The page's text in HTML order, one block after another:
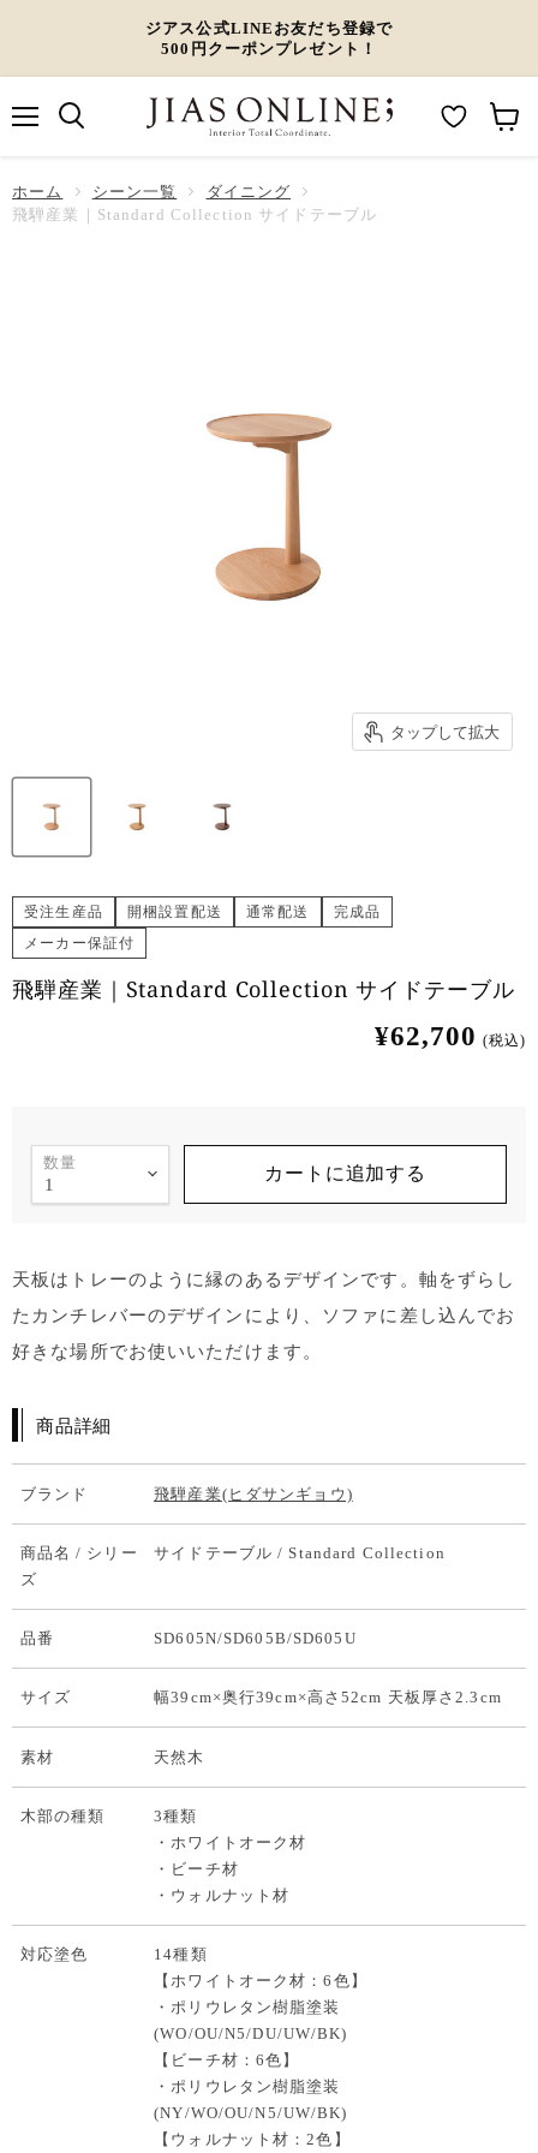
ジアス公式LINEお友だち登録で
500円クーポンプレゼント！
ー
ホーム シーン一覧
ダイニング
飛騨産業｜Standard Collection サイドテーブル
タップして拡大
受注生産品 開梱設置配送 通常配送
完成品
メーカー保証付
飛騨産業｜Standard Collection サイドテーブル
¥62,700 (税込)
数量 カートに追加する
天板はトレーのように縁のあるデザインです。軸をずらし
たカンチレバーのデザインにより、ソファに差し込んでお
好きな場所でお使いいただけます。
商品詳細
ブランド 飛騨産業(ヒダサンギョウ)
商品名 / シリー
ズ
サイドテーブル / Standard Collection
品番 SD605N/SD605B/SD605U
サイズ 幅39cm×奥行39cm×高さ52cm 天板厚さ2.3cm
素材 天然木
木部の種類
3種類
・ホワイトオーク材
・ビーチ材
・ウォルナット材
対応塗色
14種類
【ホワイトオーク材：6色】
・ポリウレタン樹脂塗装
(WO/OU/N5/DU/UW/BK)
【ビーチ材：6色】
・ポリウレタン樹脂塗装
(NY/WO/OU/N5/UW/BK)
【ウォルナット材：2色】